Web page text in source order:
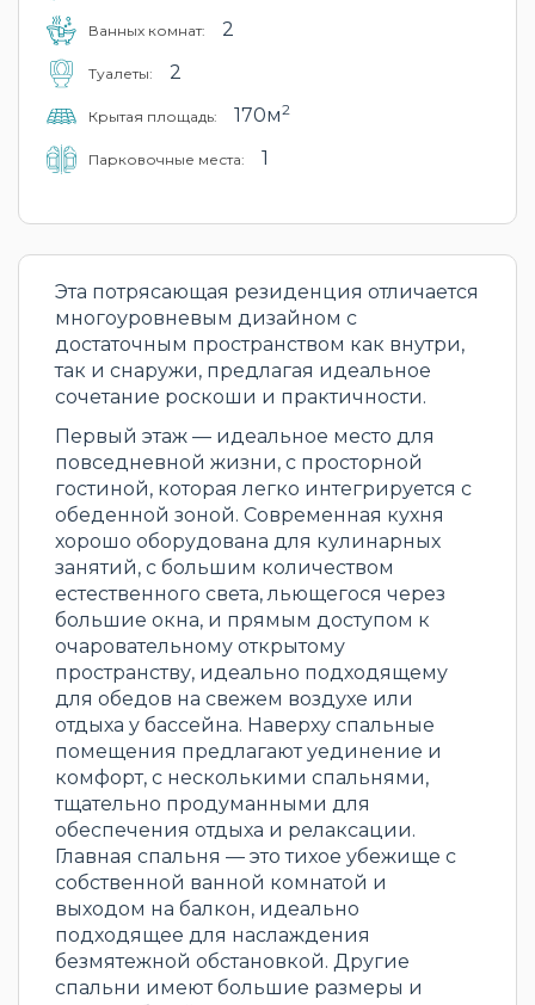
Ванных комнат: 2
Туалеты: 2
Крытая площадь: 170м2
Парковочные места: 1
Эта потрясающая резиденция отличается
многоуровневым дизайном с
достаточным пространством как внутри,
так и снаружи, предлагая идеальное
сочетание роскоши и практичности.
Первый этаж — идеальное место для
повседневной жизни, с просторной
гостиной, которая легко интегрируется с
обеденной зоной. Современная кухня
хорошо оборудована для кулинарных
занятий, с большим количеством
естественного света, льющегося через
большие окна, и прямым доступом к
очаровательному открытому
пространству, идеально подходящему
для обедов на свежем воздухе или
отдыха у бассейна. Наверху спальные
помещения предлагают уединение и
комфорт, с несколькими спальнями,
тщательно продуманными для
обеспечения отдыха и релаксации.
Главная спальня — это тихое убежище с
собственной ванной комнатой и
выходом на балкон, идеально
подходящее для наслаждения
безмятежной обстановкой. Другие
спальни имеют большие размеры и